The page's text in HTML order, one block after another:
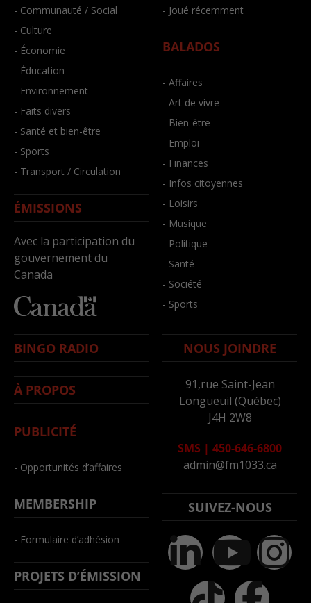
- Communauté / Social
- Culture
- Économie
- Éducation
- Environnement
- Faits divers
- Santé et bien-être
- Sports
- Transport / Circulation
ÉMISSIONS
Avec la participation du
gouvernement du
Canada
- Joué récemment
BALADOS
- Affaires
- Art de vivre
- Bien-être
- Emploi
- Finances
- Infos citoyennes
- Loisirs
- Musique
- Politique
- Santé
- Société
- Sports
BINGO RADIO
À PROPOS
PUBLICITÉ
- Opportunités d’affaires
MEMBERSHIP
- Formulaire d’adhésion
PROJETS D’ÉMISSION
NOUS JOINDRE
91,rue Saint-Jean
Longueuil (Québec)
J4H 2W8
SMS | 450-646-6800
admin@fm1033.ca
SUIVEZ-NOUS